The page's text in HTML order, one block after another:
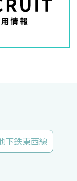
下鉄東西線